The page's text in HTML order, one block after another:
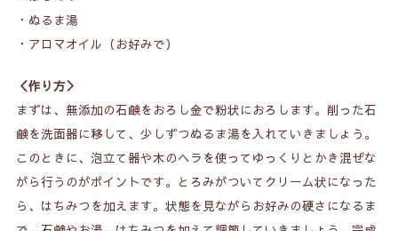
・ぬるま湯
・アロマオイル（お好みで）
＜作り方＞
まずは、無添加の石鹸をおろし金で粉状におろします。削った石
鹸を洗面器に移して、少しずつぬるま湯を入れていきましょう。
このときに、泡立て器や木のヘラを使ってゆっくりとかき混ぜな
がら行うのがポイントです。とろみがついてクリーム状になった
ら、はちみつを加えます。状態を見ながらお好みの硬さになるま